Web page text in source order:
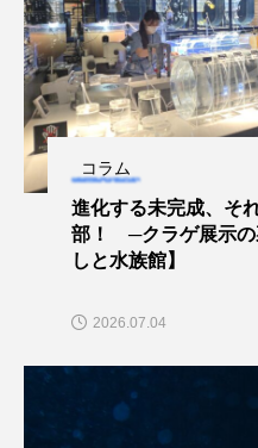
クロツラヘラサギ
グラミー グルクン
コウテイペンギン
コガタペンギン
コクチバス
コトクラゲ
コブシメ
コラム
進化する未完成、そ
部！ ─クラゲ展示の
しと水族館】
2026.07.04